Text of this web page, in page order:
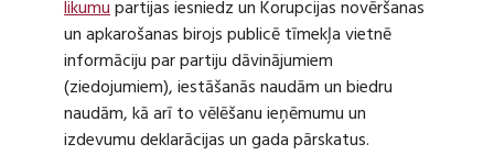
likumupartijas iesniedz un Korupcijas novēršanas
un apkarošanas birojs publicē tīmekļa vietnē
informāciju par partiju dāvinājumiem
(ziedojumiem), iestāšanās naudām un biedru
naudām, kā arī to vēlēšanu ieņēmumu un
izdevumu deklarācijas un gada pārskatus.